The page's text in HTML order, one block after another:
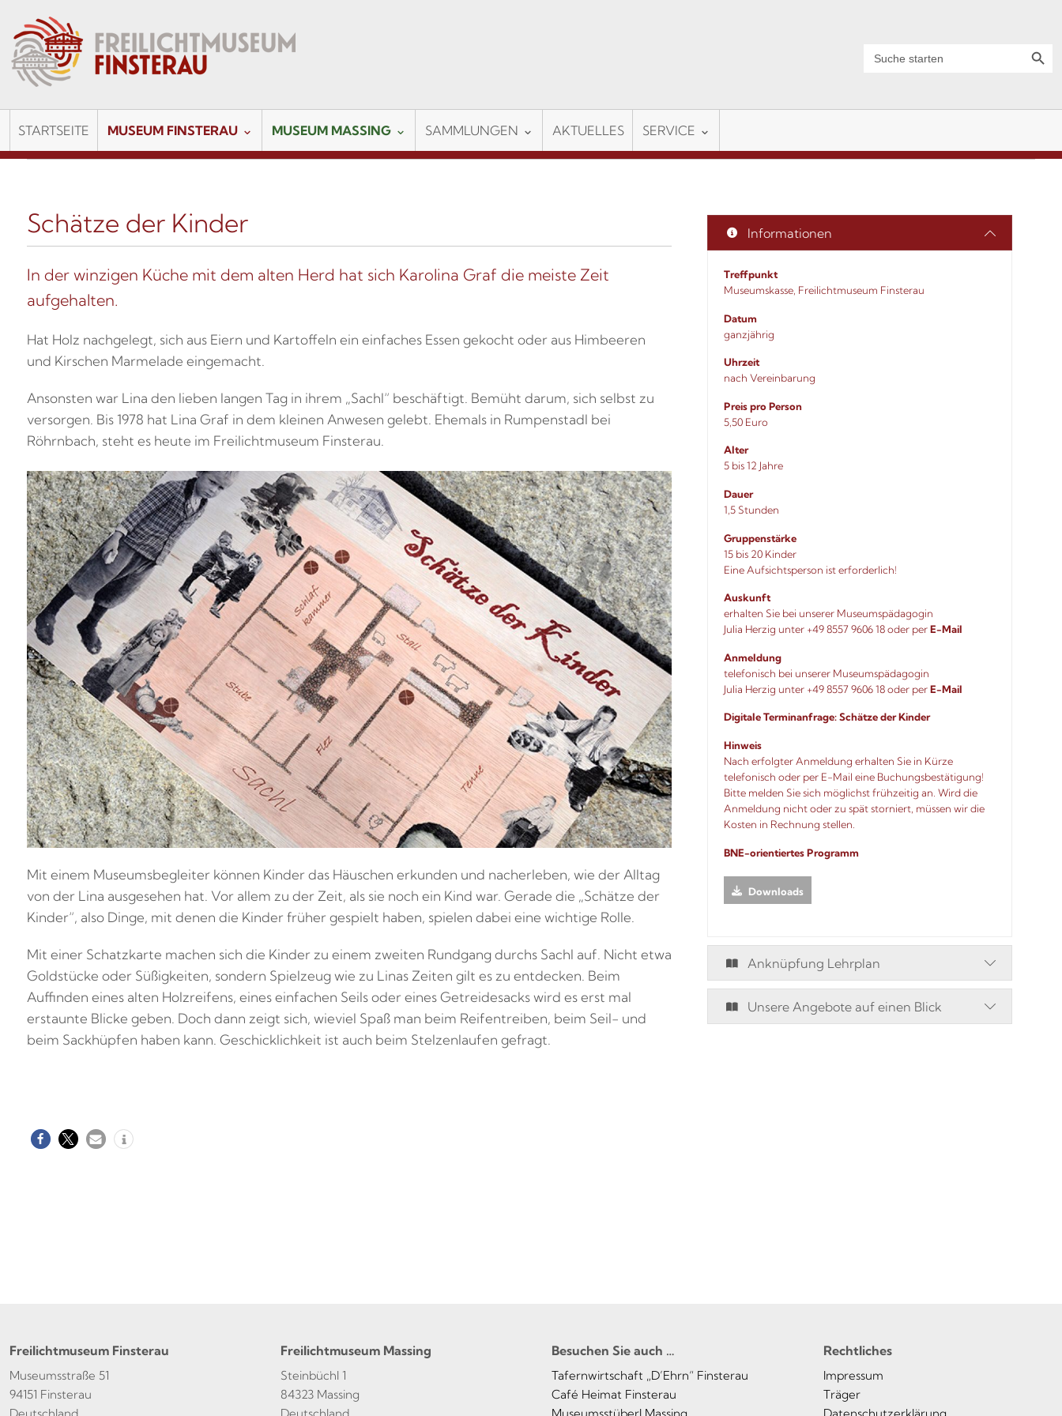
for:
STARTSEITE MUSEUM FINSTERAU MUSEUM MASSING SAMMLUNGEN AKTUELLES SERVICE
Schätze der Kinder
In der winzigen Küche mit dem alten Herd hat sich Karolina Graf die meiste Zeit
aufgehalten.
Hat Holz nachgelegt, sich aus Eiern und Kartoffeln ein einfaches Essen gekocht oder aus Himbeeren
und Kirschen Marmelade eingemacht.
Ansonsten war Lina den lieben langen Tag in ihrem „Sachl“ beschäftigt. Bemüht darum, sich selbst zu
versorgen. Bis 1978 hat Lina Graf in dem kleinen Anwesen gelebt. Ehemals in Rumpenstadl bei
Röhrnbach, steht es heute im Freilichtmuseum Finsterau.
Mit einem Museumsbegleiter können Kinder das Häuschen erkunden und nacherleben, wie der Alltag
von der Lina ausgesehen hat. Vor allem zu der Zeit, als sie noch ein Kind war. Gerade die „Schätze der
Kinder“, also Dinge, mit denen die Kinder früher gespielt haben, spielen dabei eine wichtige Rolle.
Mit einer Schatzkarte machen sich die Kinder zu einem zweiten Rundgang durchs Sachl auf. Nicht etwa
Goldstücke oder Süßigkeiten, sondern Spielzeug wie zu Linas Zeiten gilt es zu entdecken. Beim
Auffinden eines alten Holzreifens, eines einfachen Seils oder eines Getreidesacks wird es erst mal
erstaunte Blicke geben. Doch dann zeigt sich, wieviel Spaß man beim Reifentreiben, beim Seil- und
beim Sackhüpfen haben kann. Geschicklichkeit ist auch beim Stelzenlaufen gefragt.
Informationen
Treffpunkt
Museumskasse, Freilichtmuseum Finsterau
Datum
ganzjährig
Uhrzeit
nach Vereinbarung
Preis pro Person
5,50 Euro
Alter
5 bis 12 Jahre
Dauer
1,5 Stunden
Gruppenstärke
15 bis 20 Kinder
Eine Aufsichtsperson ist erforderlich!
Auskunft
erhalten Sie bei unserer Museumspädagogin
Julia Herzig unter +49 8557 9606 18 oder perE-Mail
Anmeldung
telefonisch bei unserer Museumspädagogin
Julia Herzig unter +49 8557 9606 18 oder perE-Mail
Digitale Terminanfrage: Schätze der Kinder
Hinweis
Nach erfolgter Anmeldung erhalten Sie in Kürze
telefonisch oder per E-Mail eine Buchungsbestätigung!
Bitte melden Sie sich möglichst frühzeitig an. Wird die
Anmeldung nicht oder zu spät storniert, müssen wir die
Kosten in Rechnung stellen.
BNE-orientiertes Programm
Downloads
Anknüpfung Lehrplan
Unsere Angebote auf einen Blick
Freilichtmuseum Finsterau
Museumsstraße 51
94151 Finsterau
Freilichtmuseum Massing
Steinbüchl 1
84323 Massing
Besuchen Sie auch …
Tafernwirtschaft „D’Ehrn“ Finsterau
Café Heimat Finsterau
Rechtliches
Impressum
Träger